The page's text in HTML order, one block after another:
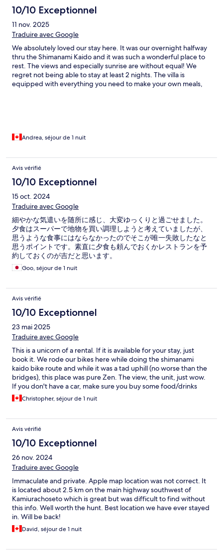
10/10 Exceptionnel
11 nov. 2025
Traduire avec Google
We absolutely loved our stay here. It was our overnight halfway
thru the Shimanami Kaido and it was such a wonderful place to
rest. The views and especially sunrise are without equal! We
regret not being able to stay at least 2 nights. The villa is
equipped with everything you need to make your own meals,
Andrea, séjour de 1 nuit
Avis vérifié
10/10 Exceptionnel
15 oct. 2024
Traduire avec Google
細やかな気遣いを随所に感じ、大変ゆっくりと過ごせました。
夕食はスーパーで地物を買い調理しようと考えていましたが、
思うような食事にはならなかったのでそこが唯一失敗したなと
思うポイントです。素直に夕食も頼んでおくかレストランを予
約しておくのが吉だと思います。
Goo, séjour de 1 nuit
Avis vérifié
10/10 Exceptionnel
23 mai 2025
Traduire avec Google
This is a unicorn of a rental. If it is available for your stay, just
book it. We rode our bikes here while doing the shimanami
kaido bike route and while it was a tad uphill (no worse than the
bridges), this place was pure Zen. The view, the unit, just wow.
If you don't have a car, make sure you buy some food/drinks
before heading up as there is nothing for quite a distance. Very
special place.
Christopher, séjour de 1 nuit
Avis vérifié
10/10 Exceptionnel
26 nov. 2024
Traduire avec Google
Immaculate and private. Apple map location was not correct. It
is located about 2.5 km on the main highway southwest of
Kamiurachoseto which is great but was difficult to find without
this info. Well worth the hunt. Best location we have ever stayed
in. Will be back!
David, séjour de 1 nuit